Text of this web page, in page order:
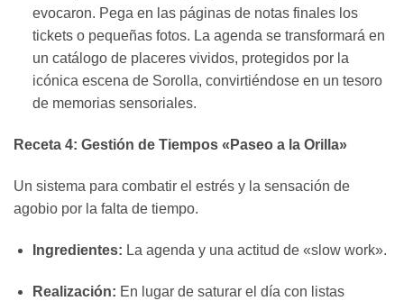
evocaron. Pega en las páginas de notas finales los
tickets o pequeñas fotos. La agenda se transformará en
un catálogo de placeres vividos, protegidos por la
icónica escena de Sorolla, convirtiéndose en un tesoro
de memorias sensoriales.
Receta 4: Gestión de Tiempos «Paseo a la Orilla»
Un sistema para combatir el estrés y la sensación de
agobio por la falta de tiempo.
Ingredientes: La agenda y una actitud de «slow work».
Realización: En lugar de saturar el día con listas